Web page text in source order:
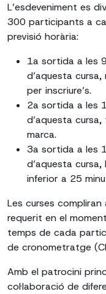
L’esdeveniment es
300 participants a
previsió horària:
1a sortida a les
d’aquesta
per inscriure’s.
2a sortida a les
d’aquesta
marca.
3a sortida a les
d’aquesta
inferior a 25
Les curses
requerit en el
temps de cada
de cronometratge
Amb el patrocini
col·laboració de